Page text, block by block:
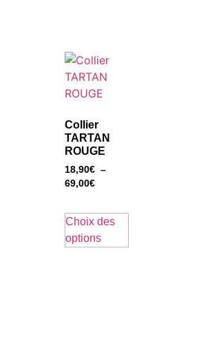
Collier
TARTAN
ROUGE
18,90€ –
69,00€
Choix des
options